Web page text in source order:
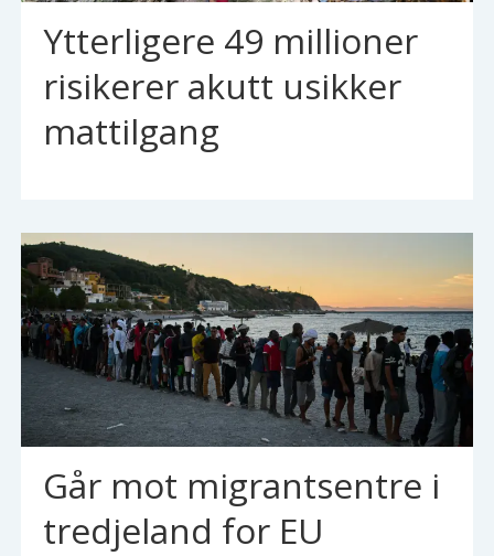
Ytterligere 49 millioner
risikerer akutt usikker
mattilgang
Går mot migrantsentre i
tredjeland for EU